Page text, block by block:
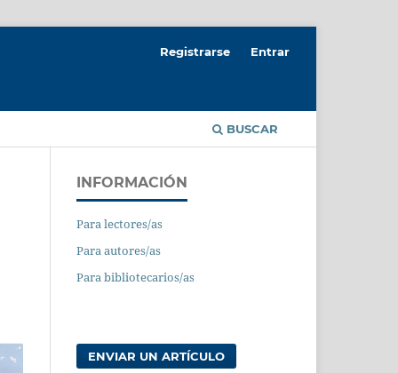
BUSCAR
Registrarse Entrar
INFORMACIÓN
Para lectores/as
Para autores/as
Para bibliotecarios/as
ENVIAR UN ARTÍCULO